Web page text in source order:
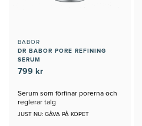
BABOR
DR BABOR PORE REFINING
SERUM
799 kr
Serum som förfinar porerna och
reglerar talg
JUST NU: GÅVA PÅ KÖPET